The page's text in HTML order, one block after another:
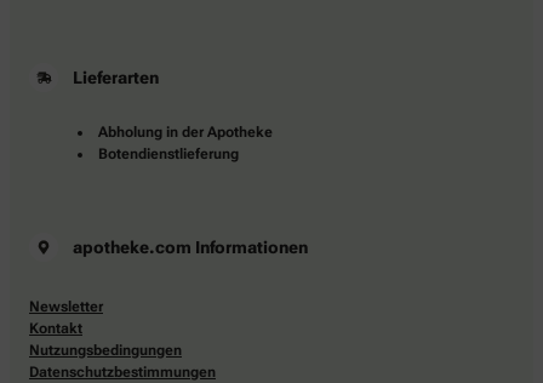
Lieferarten
Abholung in der Apotheke
Botendienstlieferung
apotheke.com Informationen
Newsletter
Kontakt
Nutzungsbedingungen
Datenschutzbestimmungen